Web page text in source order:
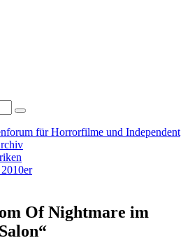
für Horrorfilme und Independent
Of Nightmare im